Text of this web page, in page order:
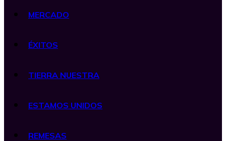
MERCADO
ÉXITOS
TIERRA NUESTRA
ESTAMOS UNIDOS
REMESAS